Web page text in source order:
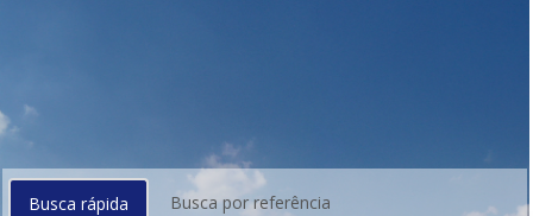
Busca rápida Busca por referência